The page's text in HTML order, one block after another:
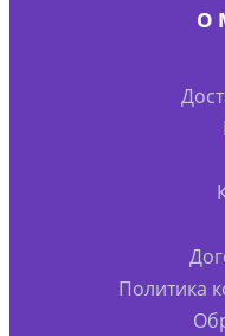
О
Политика